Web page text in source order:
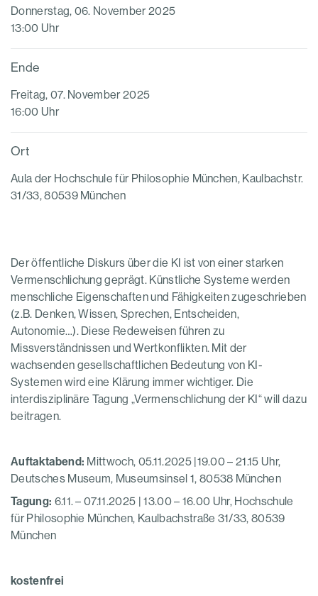
Donnerstag, 06. November 2025
13:00 Uhr
Ende
Freitag, 07. November 2025
16:00 Uhr
Ort
Aula der Hochschule für Philosophie München, Kaulbachstr.
31/33, 80539 München
Der öffentliche Diskurs über die KI ist von einer starken
Vermenschlichung geprägt. Künstliche Systeme werden
menschliche Eigenschaften und Fähigkeiten zugeschrieben
(z.B. Denken, Wissen, Sprechen, Entscheiden,
Autonomie…). Diese Redeweisen führen zu
Missverständnissen und Wertkonflikten. Mit der
wachsenden gesellschaftlichen Bedeutung von KI-
Systemen wird eine Klärung immer wichtiger. Die
interdisziplinäre Tagung „Vermenschlichung der KI“ will dazu
beitragen.
Auftaktabend: Mittwoch, 05.11.2025 |19.00 – 21.15 Uhr,
Deutsches Museum, Museumsinsel 1, 80538 München
Tagung: 6.11. – 07.11.2025 | 13.00 – 16.00 Uhr, Hochschule
für Philosophie München, Kaulbachstraße 31/33, 80539
München
kostenfrei